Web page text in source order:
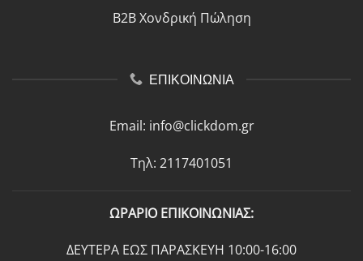
B2B Χονδρική Πώληση
ΕΠΙΚΟΙΝΩΝΙΑ
Email: info@clickdom.gr
Τηλ: 2117401051
ΩΡΑΡΙΟ ΕΠΙΚΟΙΝΩΝΙΑΣ:
ΔΕΥΤΕΡΑ ΕΩΣ ΠΑΡΑΣΚΕΥΗ 10:00-16:00